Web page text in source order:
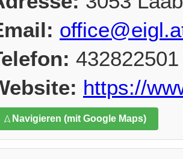
432822501
https://
Navigieren (mit Google Maps)